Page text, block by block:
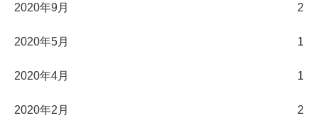
2020年9月 2
2020年5月 1
2020年4月 1
2020年2月 2